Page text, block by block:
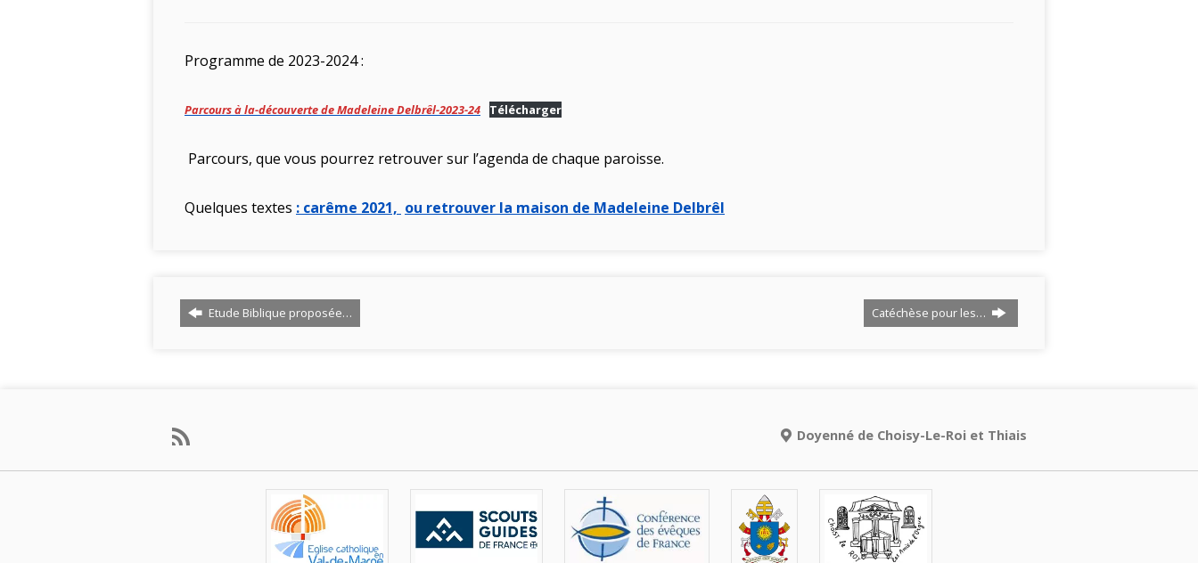
Programme de 2023-2024 :
Parcours à la-découverte de Madeleine Delbrêl-2023-24 Télécharger
Parcours, que vous pourrez retrouver sur l’agenda de chaque paroisse.
Quelques textes : carême 2021, ou retrouver la maison de Madeleine Delbrêl
Etude Biblique proposée… Catéchèse pour les…
Doyenné de Choisy-Le-Roi et Thiais